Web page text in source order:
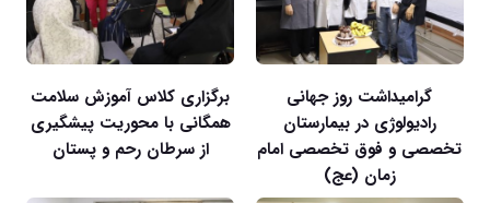
گرامیداشت روز جهانی
رادیولوژی در بیمارستان
تخصصی و فوق تخصصی امام
زمان (عج)
برگزاری کلاس آموزش سلامت
همگانی با محوریت پیشگیری
از سرطان رحم و پستان